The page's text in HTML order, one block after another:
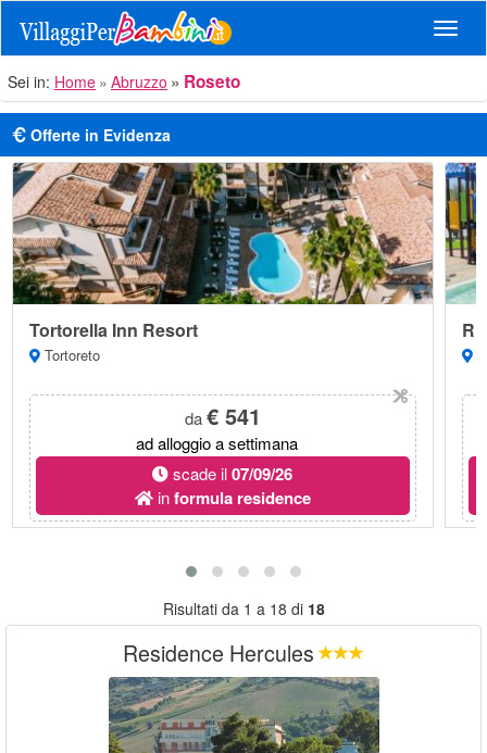
Sei in: Home Abruzzo Roseto
Offerte in Evidenza
Tortorella Inn Resort
Tortoreto
da€ 541
ad alloggio a settimana
scade il07/09/26
informula residence
Risultati da 1 a 18 di 18
Residence Hercules